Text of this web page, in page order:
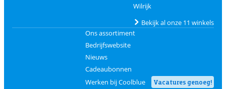
Wilrijk
Bekijk al onze 11 winkels
Ons assortiment
Bedrijfswebsite
Nieuws
Cadeaubonnen
Werken bij Coolblue
Vacatures genoeg!